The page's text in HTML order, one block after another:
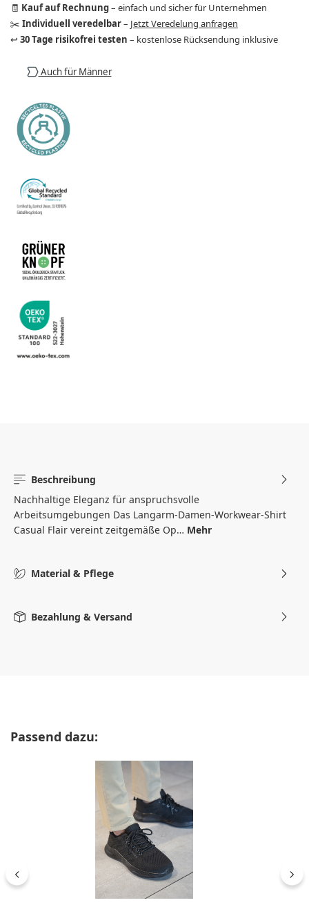
🧾 Kauf auf Rechnung– einfach und sicher für Unternehmen
✂️ Individuell veredelbar– Jetzt Veredelung anfragen
↩️ 30 Tage risikofrei testen – kostenlose Rücksendung inklusive
Auch für Männer
Beschreibung
Nachhaltige Eleganz für anspruchsvolle
Arbeitsumgebungen Das Langarm-Damen-Workwear-Shirt
Casual Flair vereint zeitgemäße Op… Mehr
Material & Pflege
Bezahlung & Versand
Produktgalerie überspringen
Passend dazu: